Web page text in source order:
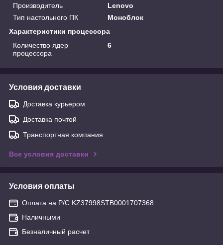
Производитель
Lenovo
Тип настольного ПК
Моноблок
Характеристики процессора
Количество ядер
процессора
6
Условия доставки
Доставка курьером
Доставка почтой
Транспортная компания
Все условия доставки
Условия оплаты
Оплата на Р/С KZ37998STB0001707368
Наличными
Безналичный расчет